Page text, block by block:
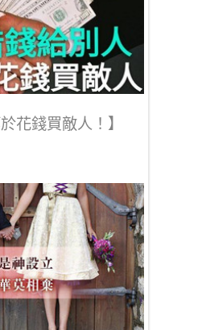
花錢買敵人！】